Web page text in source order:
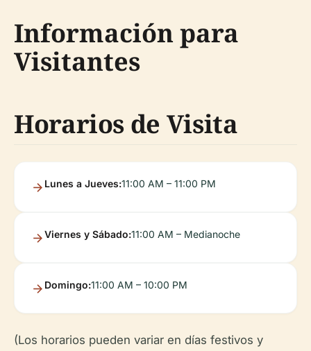
Información para
Visitantes
Horarios de Visita
Lunes a Jueves:11:00 AM – 11:00 PM
Viernes y Sábado:11:00 AM – Medianoche
Domingo:11:00 AM – 10:00 PM
(Los horarios pueden variar en días festivos y